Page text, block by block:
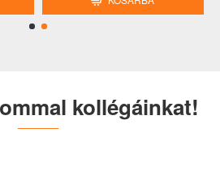
kollégáinkat!